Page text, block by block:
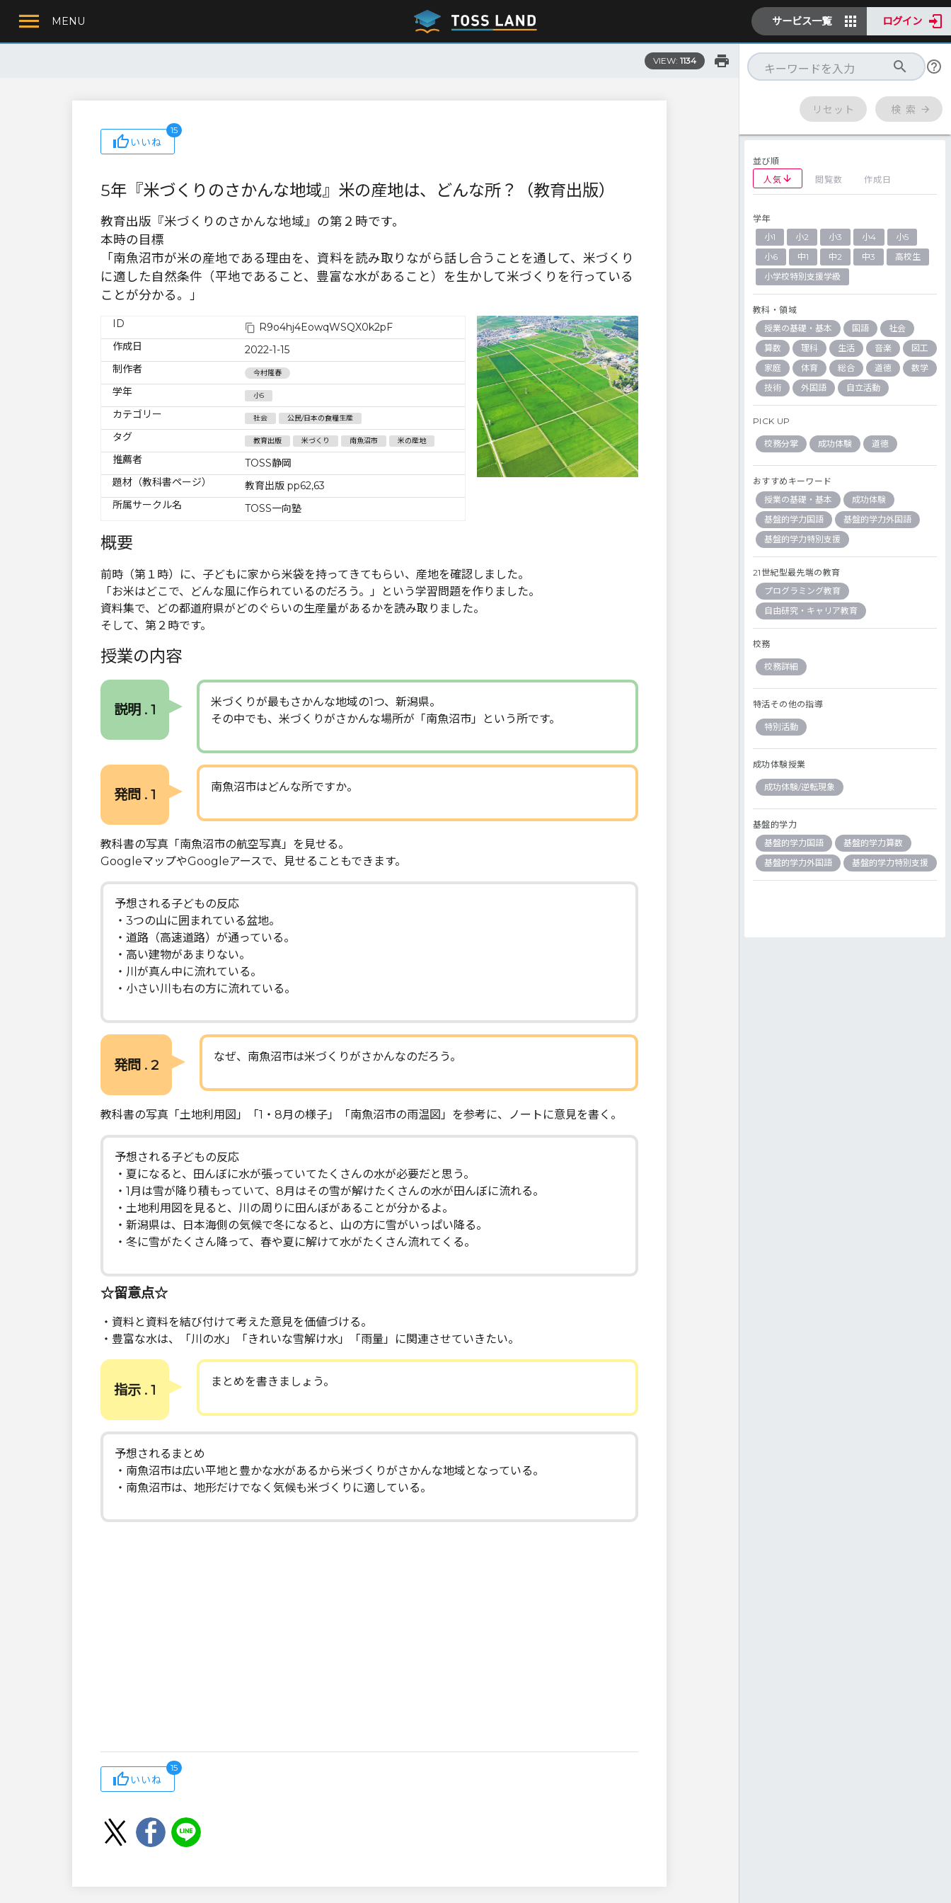
MENU サービス一覧 ログイン
VIEW: 1134
いいね
15
5年『米づくりのさかんな地域』米の産地は、どんな所？（教育出版）
教育出版『米づくりのさかんな地域』の第２時です。
本時の目標
「南魚沼市が米の産地である理由を、資料を読み取りながら話し合うことを通して、米づくり
に適した自然条件（平地であること、豊富な水があること）を生かして米づくりを行っている
ことが分かる。」
ID
R9o4hj4EowqWSQX0k2pF
作成日
2022-1-15
制作者
今村隆春
学年 小5
カテゴリー 社会 公民/日本の食糧生産
タグ 教育出版 米づくり 南魚沼市 米の産地
推薦者
TOSS静岡
題材（教科書ページ）
教育出版 pp62,63
所属サークル名
TOSS一向塾
概要
前時（第１時）に、子どもに家から米袋を持ってきてもらい、産地を確認しました。
「お米はどこで、どんな風に作られているのだろう。」という学習問題を作りました。
資料集で、どの都道府県がどのぐらいの生産量があるかを読み取りました。
そして、第２時です。
授業の内容
説明 . 1
米づくりが最もさかんな地域の1つ、新潟県。
その中でも、米づくりがさかんな場所が「南魚沼市」という所です。
発問 . 1 南魚沼市はどんな所ですか。
教科書の写真「南魚沼市の航空写真」を見せる。
GoogleマップやGoogleアースで、見せることもできます。
予想される子どもの反応
・3つの山に囲まれている盆地。
・道路（高速道路）が通っている。
・高い建物があまりない。
・川が真ん中に流れている。
・小さい川も右の方に流れている。
発問 . 2 なぜ、南魚沼市は米づくりがさかんなのだろう。
教科書の写真「土地利用図」「1・8月の様子」「南魚沼市の雨温図」を参考に、ノートに意見を書く。
予想される子どもの反応
・夏になると、田んぼに水が張っていてたくさんの水が必要だと思う。
・1月は雪が降り積もっていて、8月はその雪が解けたくさんの水が田んぼに流れる。
・土地利用図を見ると、川の周りに田んぼがあることが分かるよ。
・新潟県は、日本海側の気候で冬になると、山の方に雪がいっぱい降る。
・冬に雪がたくさん降って、春や夏に解けて水がたくさん流れてくる。
☆留意点☆
・資料と資料を結び付けて考えた意見を価値づける。
・豊富な水は、「川の水」「きれいな雪解け水」「雨量」に関連させていきたい。
指示 . 1 まとめを書きましょう。
予想されるまとめ
・南魚沼市は広い平地と豊かな水があるから米づくりがさかんな地域となっている。
・南魚沼市は、地形だけでなく気候も米づくりに適している。
いいね
15
リセット 検 索
並び順
人気
閲覧数 作成日
学年
小1
小2 小3 小4
小5
小6
中1 中2 中3
高校生
小学校特別支援学級
教科・領域
授業の基礎・基本
国語
社会
算数
理科 生活 音楽
図工
家庭
体育 総合 道徳
数学
技術
外国語 自立活動
PICK UP
校務分掌 成功体験 道徳
おすすめキーワード
授業の基礎・基本
成功体験
基盤的学力国語
基盤的学力外国語
基盤的学力特別支援
21世紀型最先端の教育
プログラミング教育
自由研究・キャリア教育
校務
校務詳細
特活その他の指導
特別活動
成功体験授業
成功体験/逆転現象
基盤的学力
基盤的学力国語
基盤的学力算数
基盤的学力外国語
基盤的学力特別支援